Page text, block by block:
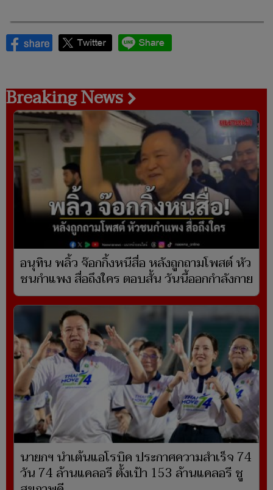
Breaking News
อนุทิน พลิ้ว จ๊อกกิ้งหนีสื่อ หลังถูกถามโพสต์ หัว
ชนกำแพง สื่อถึงใคร ตอบสั้น วันนี้ออกกำลังกาย
นายกฯ นำเต้นแอโรบิค ประกาศความสำเร็จ 74
วัน 74 ล้านแคลอรี ตั้งเป้า 153 ล้านแคลอรี ชู